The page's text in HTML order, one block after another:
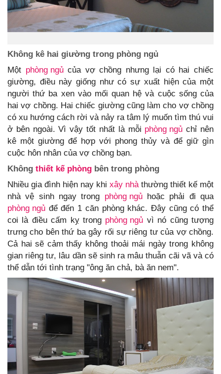
Không kê hai giường trong phòng ngủ
Một phòng ngủcủa vợ chồng nhưng lại có hai chiếc
giường, điều này giống như có sự xuất hiện của một
người thứ ba xen vào mối quan hệ và cuộc sống của
hai vợ chồng. Hai chiếc giường cũng làm cho vợ chồng
có xu hướng cách rời và nảy ra tâm lý muốn tìm thú vui
ở bên ngoài. Vì vậy tốt nhất là mỗi phòng ngủ chỉ nên
kê một giường để hợp với phong thủy và để giữ gìn
cuộc hôn nhân của vợ chồng bạn.
Không thiết kế phòng bên trong phòng
Nhiều gia đình hiện nay khi xây nhà thường thiết kế một
nhà vệ sinh ngay trong phòng ngủhoặc phải đi qua
phòng ngủ để đến 1 căn phòng khác. Đây cũng có thể
coi là điều cấm kỵ trong phòng ngủ vì nó cũng tượng
trưng cho bên thứ ba gây rối sự riêng tư của vợ chồng.
Cả hai sẽ cảm thấy không thoải mái ngày trong không
gian riêng tư, lâu dần sẽ sinh ra mâu thuẫn cãi vã và có
thể dẫn tới tình trạng "ông ăn chả, bà ăn nem".